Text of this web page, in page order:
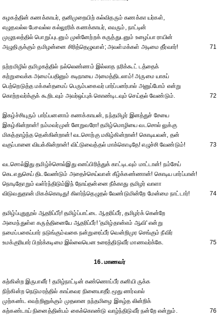
கழகத்தின் கணக்காயர், தனிமுறையிற் கல்விதரும் கணக்கா யர்கள்,
எழுதவல்ல பேசவல்ல கல்லூரிக் கணக்காயர், எவரும், நாட்டின்
முழுநலத்தில் பொறுப்புடனும் முன்னேற்றக் கருத்துடனும் உழைப்பா ராயின்
அழுதிருக்கும் தமிழன்னை சிரித்தெழுவாள்; அவள்மக்கள் அடிமை தீர்வார்!
71
நற்றமிழில் தமிழகத்தில் நல்லெண்ணம் இல்லாத நரிக்கூட் டத்தைக்
கற்றுவைக்க அமைப்பதினும் கடிநாயை அமைத்திடலாம்! அருமை யாகப்
பெற்றெடுத்த மக்கள்தமைப் பெரும்பகைவர் பார்ப்பனர்பால் அனுப்போம் என்று
கொற்றவர்க்குக் கூறிடவும் அவர்ஒப்புக் கொண்டிடவும் செய்தல் வேண்டும்.
72
இகழ்ச்சியுரும் பார்ப்பனனாம் கணக்காயன், நந்தமிழர் இனத்துச் சேயை
இகழ்கின்றான்! நம்மவர்முன் னேறுவரோ! தமிழ்மொழியை வடசொல் லுக்கு
மிகத்தாழ்ந்த தென்கின்றான்! வடசொற்கு மகிழ்கின்றான்! கொடியவன், தன்
வகுப்பானை வியக்கின்றான்! விட்டுவைத்தல் மாக்கொடிதே! எழுச்சி வேண்டும்!
73
வடசொல்இது தமிழ்ச்சொல்இது எனப்பிரித்துக் காட்டிடவும் மாட்டான்! நம்சேய்
கெடஎதுசெய் திடவேண்டும் அதைச்செய்வான் கீழ்க்கண்ணான்! கொடிய பார்ப்பான்!
நொடிதோறும் வள்ர்ந்திடும்இந் நோய்தன்னை நீக்காது தமிழர் வாளா
விடுவதுதான் மிகக்கொடிது! கிளர்ந்தெழுதல் வேண்டுமின்றே மேன்மை நாட்டார்!
74
தமிழ்ப்புதுநூல் ஆதரிப்பீர்! தமிழ்ப்பாட்டை ஆதரிப்பீர், தமிழர்க் கென்றே
அமைந்துள்ள கருத்தினையே ஆதரிப்பீர்! 'தமிழ்தான்எம் ஆவி' என்று
நமைப்பகைப்பார் நடுங்கும்வகை நன்றுரைப்பீர் வென்றிமுர செங்கும் நீவிர்
உமக்குரியார் பிறர்க்கடிமை இல்லையென உரைத்திடுவீர் மாணவர்க்கே.
75
16. மாணவர்
கற்கின்ற இருபாலீர் ! தமிழ்நாட்டின் கண்ணொப்பீர் கனியி ருக்க
நிற்கின்ற நெடுமரத்தில் காய்கவர நினையாதீர்.மூது ணர்வால்
முற்கண்ட எவற்றினுக்கும் முதலான நந்தமிழை இகழ்த லின்றிக்
கற்கண்டாய் நினைத்தின்பம் கைக்கொண்டு வாழ்ந்திடுவீர் நன்றே என்றும்.
76